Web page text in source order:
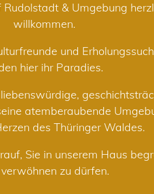
& Umgebung
willkommen.
und
hier ihr Paradies.
atemberaubende
des Thüringer Waldes.
Sie in unserem Haus
zu dürfen.